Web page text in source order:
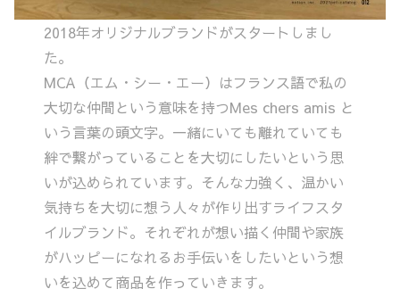
2018年オリジナルブランドがスタートしまし
た。
MCA（エム・シー・エー）はフランス語で私の
大切な仲間という意味を持つMes chers amis と
いう言葉の頭文字。一緒にいても離れていても
絆で繋がっていることを大切にしたいという思
いが込められています。そんな力強く、温かい
気持ちを大切に想う人々が作り出すライフスタ
イルブランド。それぞれが想い描く仲間や家族
がハッピーになれるお手伝いをしたいという想
いを込めて商品を作っていきます。